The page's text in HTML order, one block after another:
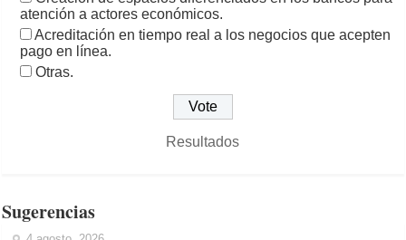
atención a actores económicos.
Acreditación en tiempo real a los negocios que acepten
pago en línea.
Otras.
Resultados
Sugerencias